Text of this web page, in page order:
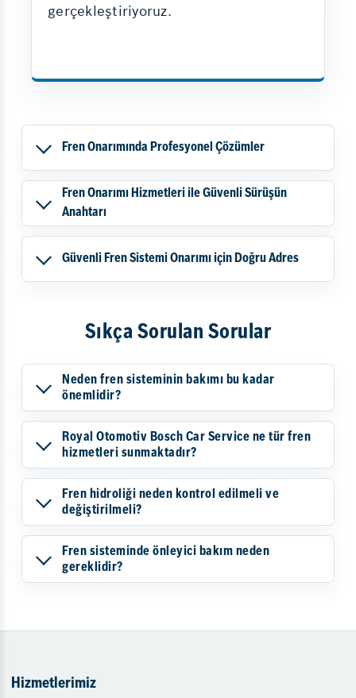
gerçekleştiriyoruz.
Fren Onarımında Profesyonel Çözümler
Fren Onarımı Hizmetleri ile Güvenli Sürüşün
Anahtarı
Güvenli Fren Sistemi Onarımı için Doğru Adres
Sıkça Sorulan Sorular
Neden fren sisteminin bakımı bu kadar
önemlidir?
Royal Otomotiv Bosch Car Service ne tür fren
hizmetleri sunmaktadır?
Fren hidroliği neden kontrol edilmeli ve
değiştirilmeli?
Fren sisteminde önleyici bakım neden
gereklidir?
Hizmetlerimiz